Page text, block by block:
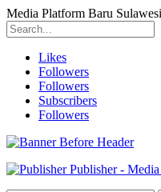
Media Platform Baru
Likes
Followers
Followers
Subscribers
Followers
Publisher -